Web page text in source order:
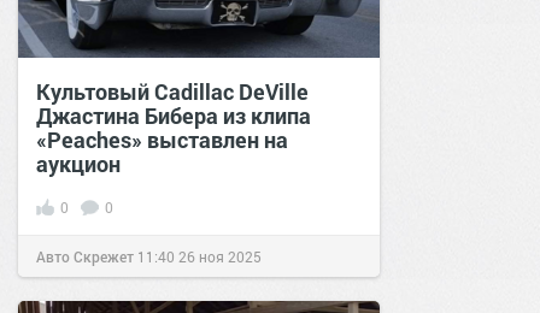
Культовый Cadillac DeVille
Джастина Бибера из клипа
«Peaches» выставлен на
аукцион
0 0
Авто Скрежет 11:40 26 ноя 2025